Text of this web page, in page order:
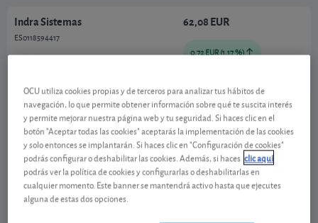
Indra Sistemas
ES0118594417
07/08/2026 Madrid
62,08 EUR
0,72 EUR (1,17 %)
Ver detalladamente
Indra ha realizado una oferta para hacerse conSelex
ES, filial americana del grupo de defensa
italianoLeonardo, especializada en el negocio
decontrol del tráfico aéreo. Indra ya es uno de los
líderes mundiales en este negocio con amplia
OCU utiliza cookies propias y de terceros para analizar tus hábitos de
navegación, lo que permite obtener información sobre qué te suscita interés
y permite mejorar nuestra página web y tu seguridad. Si haces clic en el
botón "Aceptar todas las cookies" aceptarás la implementación de las cookies
y solo entonces se implantarán. Si haces clic en "Configuración de cookies"
podrás configurar o deshabilitar las cookies. Además, si haces clic aquí
podrás ver la política de cookies y configurarlas o deshabilitarlas en
cualquier momento. Este banner se mantendrá activo hasta que ejecutes
alguna de estas dos opciones.